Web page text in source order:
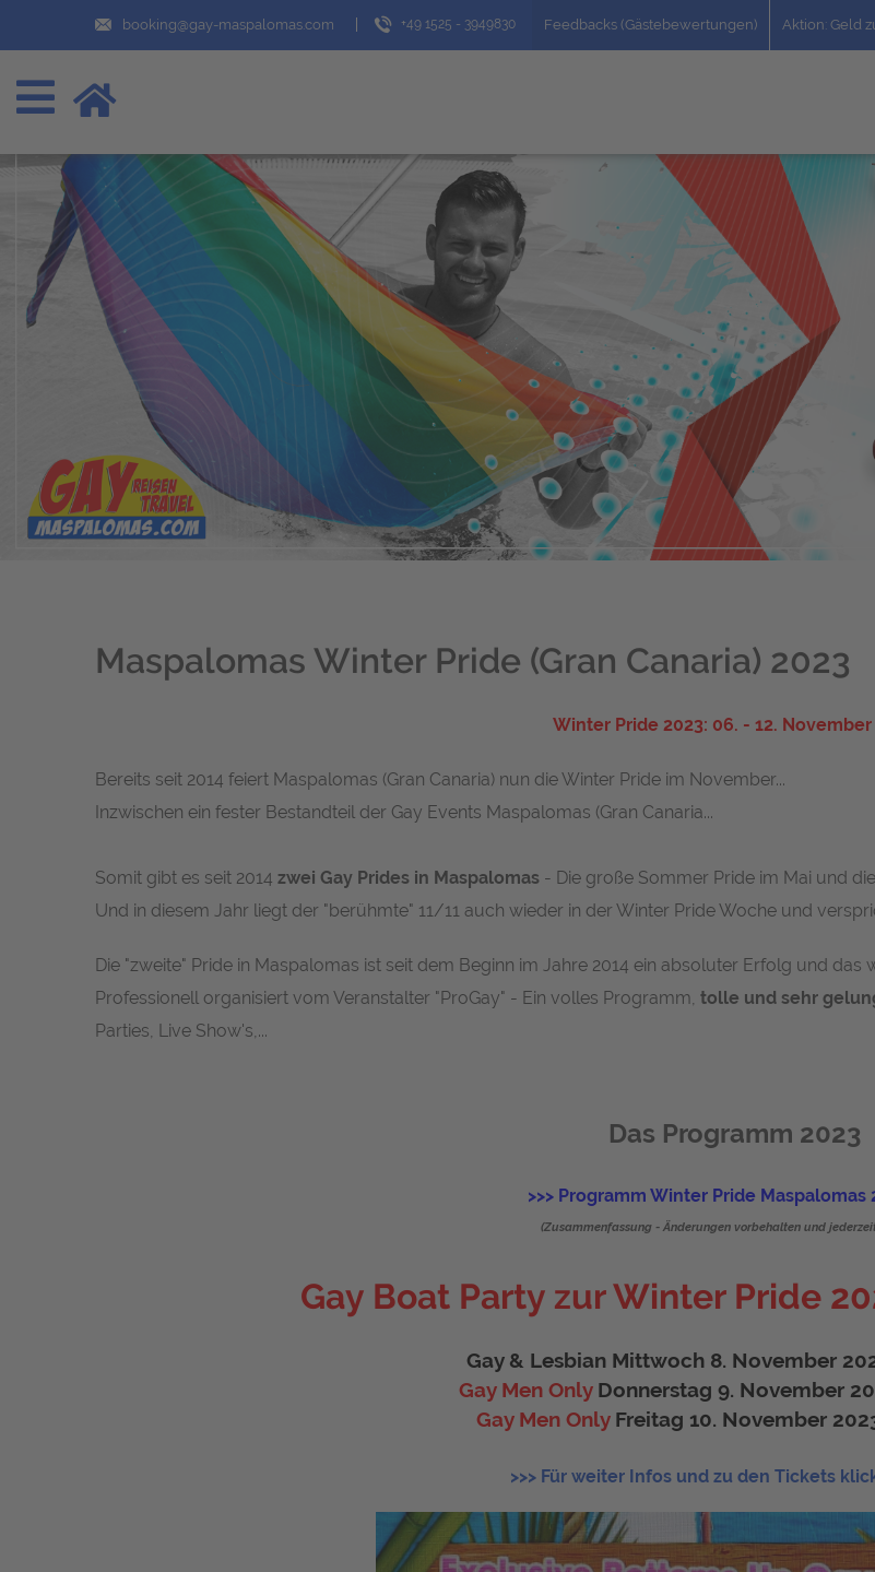
booking@gay-maspalomas.com +49 1525 - 3949830 Feedbacks (Gästebewertungen) Aktion: Geld
Maspalomas Winter Pride (Gran Canaria) 2023
Winter Pride 2023: 06. - 12. November
Bereits seit 2014 feiert Maspalomas (Gran Canaria) nun die Winter Pride im November...
Inzwischen ein fester Bestandteil der Gay Events Maspalomas (Gran Canaria...
Somit gibt es seit 2014 zwei Gay Prides in Maspalomas - Die große Sommer Pride im Mai und
Und in diesem Jahr liegt der "berühmte" 11/11 auch wieder in der Winter Pride Woche und
Die "zweite" Pride in Maspalomas ist seit dem Beginn im Jahre 2014 ein absoluter Erfolg und das
Professionell organisiert vom Veranstalter "ProGay" - Ein volles Programm, tolle und sehr
Parties, Live Show's,...
Das Programm 2023
>>> Programm Winter Pride Maspalomas
(Zusammenfassung - Änderungen vorbehalten und
Gay Boat Party zur Winter Pride
Gay & Lesbian Mittwoch 8. November
Gay Men Only Donnerstag 9. November
Gay Men Only Freitag 10. November
>>> Für weiter Infos und zu den Tickets